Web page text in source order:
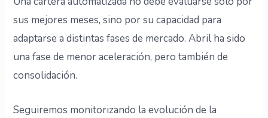
sus mejores meses, sino por su capacidad para
adaptarse a distintas fases de mercado. Abril ha sido
una fase de menor aceleración, pero también de
consolidación.
Seguiremos monitorizando la evolución de la